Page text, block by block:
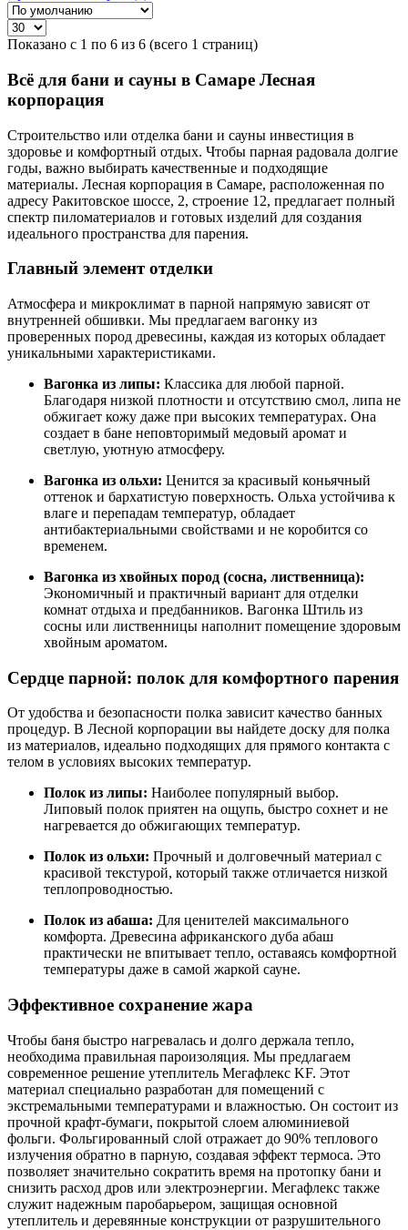
Показано с 1 по 6 из 6 (всего 1 страниц)
Всё для бани и сауны в Самаре Лесная
корпорация
Строительство или отделка бани и сауны инвестиция в
здоровье и комфортный отдых. Чтобы парная радовала долгие
годы, важно выбирать качественные и подходящие
материалы. Лесная корпорация в Самаре, расположенная по
адресу Ракитовское шоссе, 2, строение 12, предлагает полный
спектр пиломатериалов и готовых изделий для создания
идеального пространства для парения.
Главный элемент отделки
Атмосфера и микроклимат в парной напрямую зависят от
внутренней обшивки. Мы предлагаем вагонку из
проверенных пород древесины, каждая из которых обладает
уникальными характеристиками.
Вагонка из липы: Классика для любой парной.
Благодаря низкой плотности и отсутствию смол, липа не
обжигает кожу даже при высоких температурах. Она
создает в бане неповторимый медовый аромат и
светлую, уютную атмосферу.
Вагонка из ольхи: Ценится за красивый коньячный
оттенок и бархатистую поверхность. Ольха устойчива к
влаге и перепадам температур, обладает
антибактериальными свойствами и не коробится со
временем.
Вагонка из хвойных пород (сосна, лиственница):
Экономичный и практичный вариант для отделки
комнат отдыха и предбанников. Вагонка Штиль из
сосны или лиственницы наполнит помещение здоровым
хвойным ароматом.
Сердце парной: полок для комфортного парения
От удобства и безопасности полка зависит качество банных
процедур. В Лесной корпорации вы найдете доску для полка
из материалов, идеально подходящих для прямого контакта с
телом в условиях высоких температур.
Полок из липы: Наиболее популярный выбор.
Липовый полок приятен на ощупь, быстро сохнет и не
нагревается до обжигающих температур.
Полок из ольхи: Прочный и долговечный материал с
красивой текстурой, который также отличается низкой
теплопроводностью.
Полок из абаша: Для ценителей максимального
комфорта. Древесина африканского дуба абаш
практически не впитывает тепло, оставаясь комфортной
температуры даже в самой жаркой сауне.
Эффективное сохранение жара
Чтобы баня быстро нагревалась и долго держала тепло,
необходима правильная пароизоляция. Мы предлагаем
современное решение утеплитель Мегафлекс KF. Этот
материал специально разработан для помещений с
экстремальными температурами и влажностью. Он состоит из
прочной крафт-бумаги, покрытой слоем алюминиевой
фольги. Фольгированный слой отражает до 90% теплового
излучения обратно в парную, создавая эффект термоса. Это
позволяет значительно сократить время на протопку бани и
снизить расход дров или электроэнергии. Мегафлекс также
служит надежным паробарьером, защищая основной
утеплитель и деревянные конструкции от разрушительного